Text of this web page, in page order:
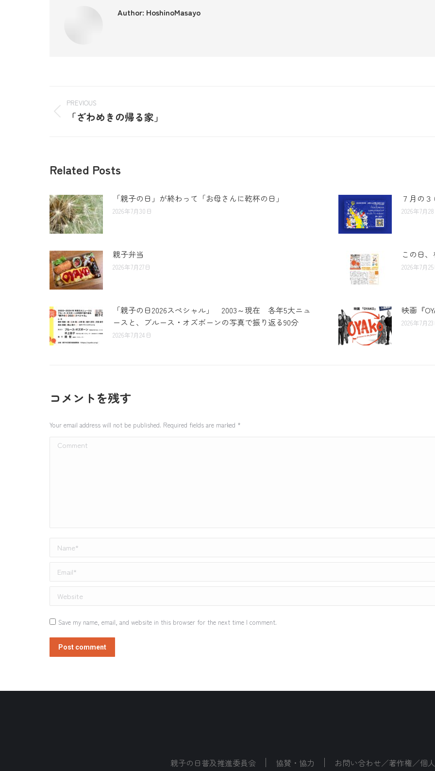
Author: HoshinoMasayo
PREVIOUS
「ざわめきの帰る家」
Related Posts
「親子の日」が終わって「お母さんに乾杯の日」
2026年7月30日
７月の
2026年7月
親子弁当
2026年7月27日
この日
2026年7月25
「親子の日2026スペシャル」 2003～現在 各年5大ニュ
ースと、ブルース・オズボーンの写真で振り返る90分
2026年7月24日
映画『
2026年7月23
コメントを残す
Your email address will not be published. Required fields are marked *
Comment
Name *
Email *
Website
Save my name, email, and website in this browser for the next time I comment.
Post comment
親子の日普及推進委員会 協賛・協力 お問い合わせ／著作権／個